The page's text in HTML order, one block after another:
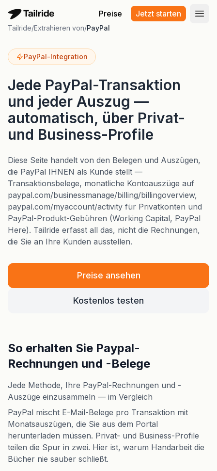
Preise Jetzt starten
Tailride/Extrahieren von/PayPal
PayPal-Integration
Jede PayPal-Transaktion
und jeder Auszug —
automatisch, über Privat-
und Business-Profile
Diese Seite handelt von den Belegen und Auszügen,
die PayPal IHNEN als Kunde stellt —
Transaktionsbelege, monatliche Kontoauszüge auf
paypal.com/businessmanage/billing/billingoverview,
paypal.com/myaccount/activity für Privatkonten und
PayPal-Produkt-Gebühren (Working Capital, PayPal
Here). Tailride erfasst all das, nicht die Rechnungen,
die Sie an Ihre Kunden ausstellen.
Preise ansehen
Kostenlos testen
So erhalten Sie Paypal-
Rechnungen und -Belege
Jede Methode, Ihre PayPal-Rechnungen und -
Auszüge einzusammeln — im Vergleich
PayPal mischt E-Mail-Belege pro Transaktion mit
Monatsauszügen, die Sie aus dem Portal
herunterladen müssen. Privat- und Business-Profile
teilen die Spur in zwei. Hier ist, warum Handarbeit die
Bücher nie sauber schließt.